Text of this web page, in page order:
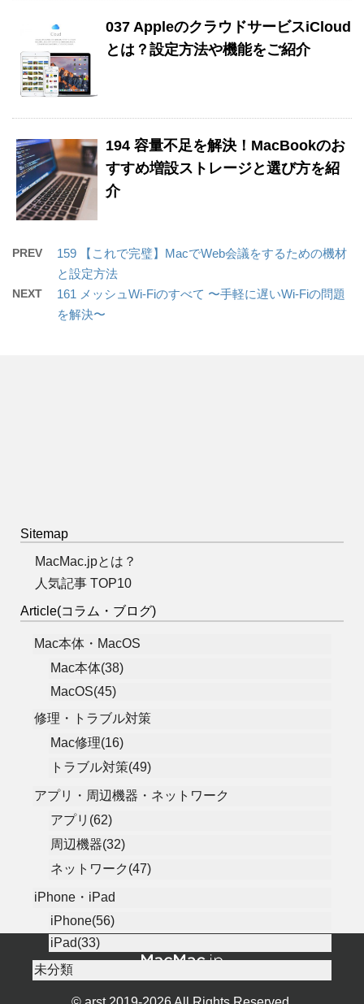
037 AppleのクラウドサービスiCloud
とは？設定方法や機能をご紹介
194 容量不足を解決！MacBookのお
すすめ増設ストレージと選び方を紹
介
PREV
159 【これで完璧】MacでWeb会議をするための機材
と設定方法
NEXT
161 メッシュWi-Fiのすべて 〜手軽に遅いWi-Fiの問題
を解決〜
Sitemap
MacMac.jpとは？
人気記事 TOP10
Article(コラム・ブログ)
Mac本体・MacOS
Mac本体(38)
MacOS(45)
修理・トラブル対策
Mac修理(16)
トラブル対策(49)
アプリ・周辺機器・ネットワーク
アプリ(62)
周辺機器(32)
ネットワーク(47)
iPhone・iPad
iPhone(56)
iPad(33)
未分類